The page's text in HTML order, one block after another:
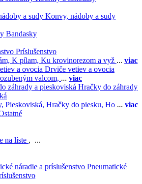
Konvy, nádoby a sudy
Bandasky
Príslušenstvo
K pílam, Ku krovinorezom a vyž ... viac
Drviče vetiev a ovocia
valcom, ... viac
Hračky do záhrady
Pieskoviská, Hračky do piesku, Ho ... viac
na líste , ...
Pneumatické